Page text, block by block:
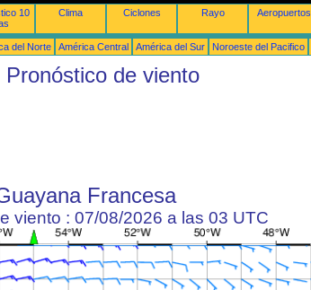
10
Clima Ciclones Rayo Aeropuertos
del Norte América Central América del Sur Noroeste del Pacifico
de viento
Francesa
viento : 07/08/2026 a las 03 UTC